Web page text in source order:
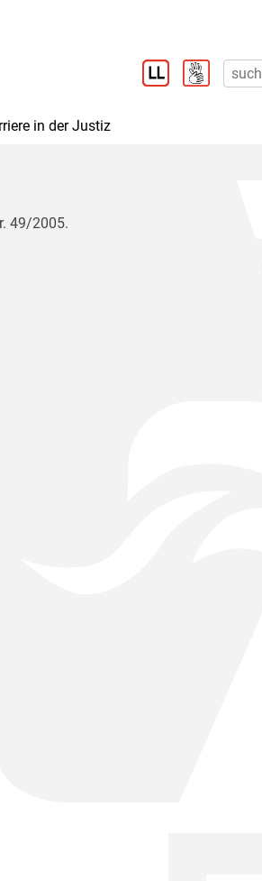
in der Justiz
49/2005.